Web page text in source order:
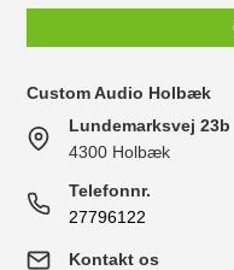
Custom Audio Holbæk
Lundemarksvej 23b
4300 Holbæk
Telefonnr.
27796122
Kontakt os